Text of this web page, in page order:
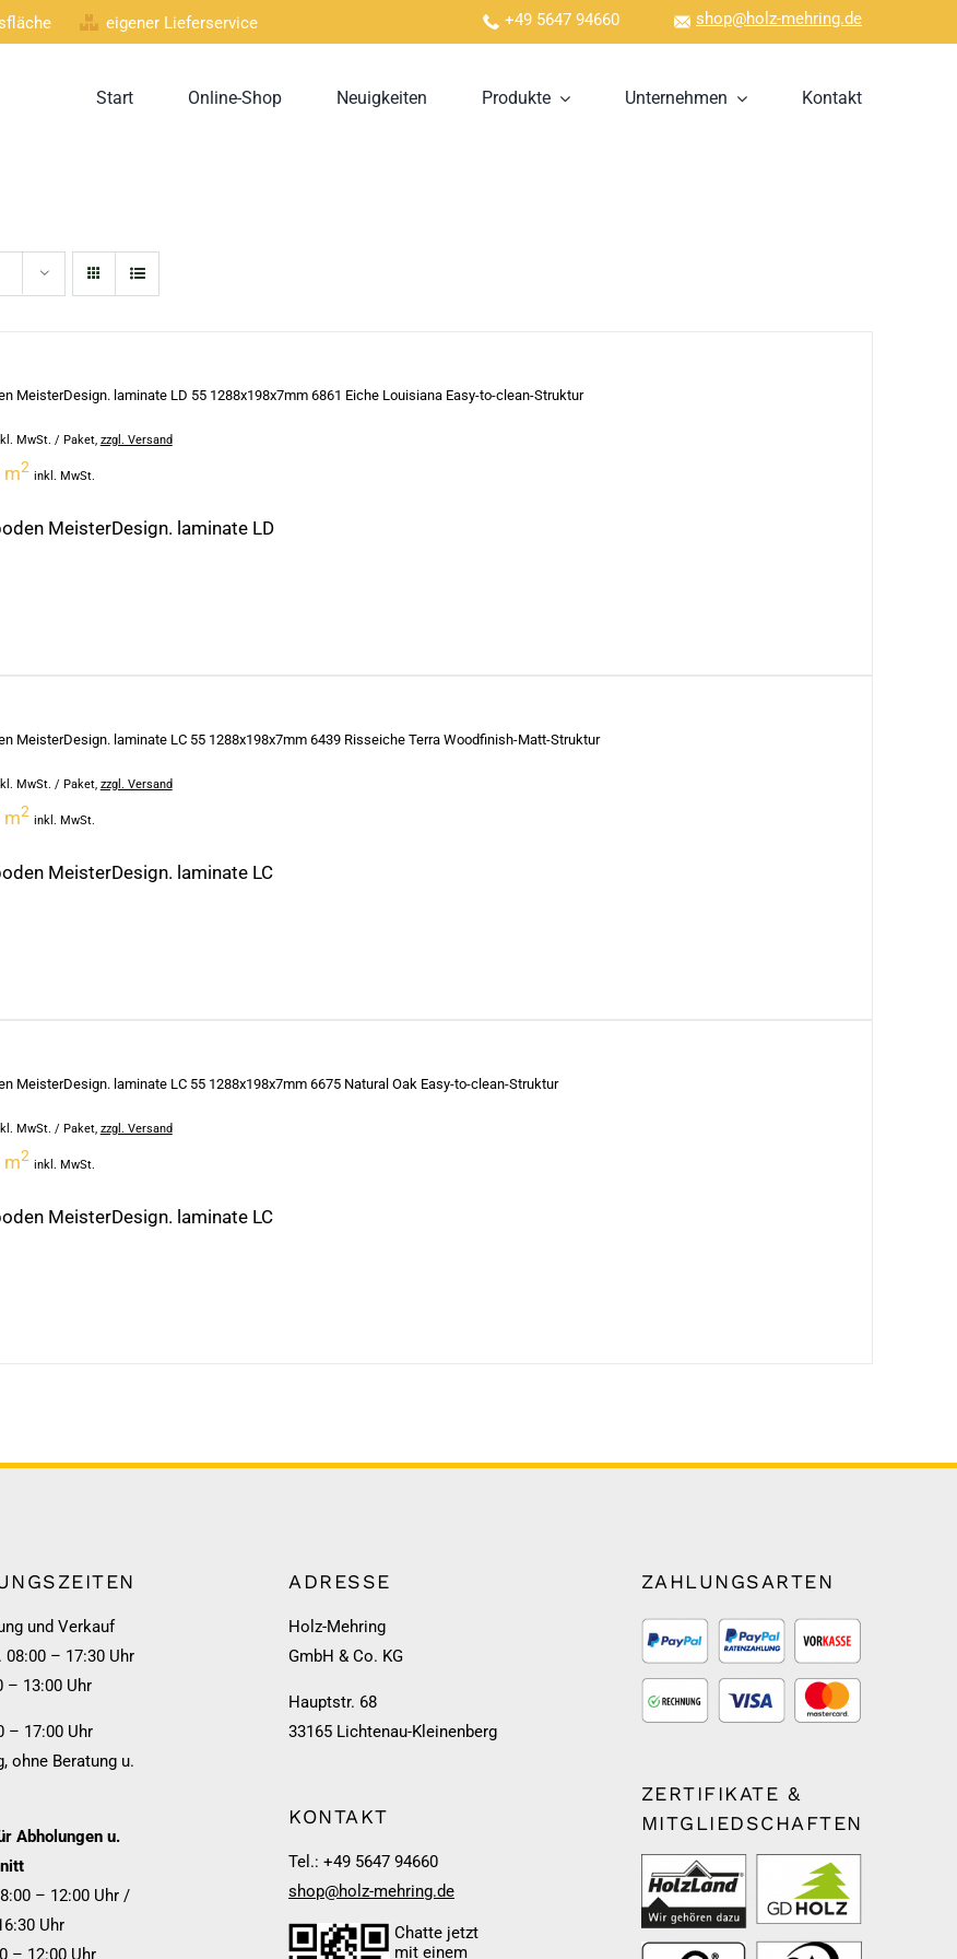
eigener Lieferservice +49 5647 94660 shop@holz-mehring.de
Start Online-Shop Neuigkeiten Produkte Unternehmen Kontakt
MeisterDesign. laminate LD 55 1288x198x7mm 6861 Eiche Louisiana Easy-to-clean-Struktur
MwSt. / Paket, zzgl. Versand
m2
inkl. MwSt.
MeisterDesign. laminate LD
MeisterDesign. laminate LC 55 1288x198x7mm 6439 Risseiche Terra Woodfinish-Matt-Struktur
MwSt. / Paket, zzgl. Versand
m2
inkl. MwSt.
MeisterDesign. laminate LC
MeisterDesign. laminate LC 55 1288x198x7mm 6675 Natural Oak Easy-to-clean-Struktur
MwSt. / Paket, zzgl. Versand
m2
inkl. MwSt.
MeisterDesign. laminate LC
und Verkauf
08:00 – 17:30 Uhr
– 13:00 Uhr
– 17:00 Uhr
ohne Beratung u.
Abholungen u.
– 12:00 Uhr /
Uhr
– 12:00 Uhr
ADRESSE
Holz-Mehring
GmbH & Co. KG
Hauptstr. 68
33165 Lichtenau-Kleinenberg
KONTAKT
Tel.: +49 5647 94660
shop@holz-mehring.de
Chatte jetzt
mit einem
ZAHLUNGSARTEN
ZERTIFIKATE &
MITGLIEDSCHAFTEN